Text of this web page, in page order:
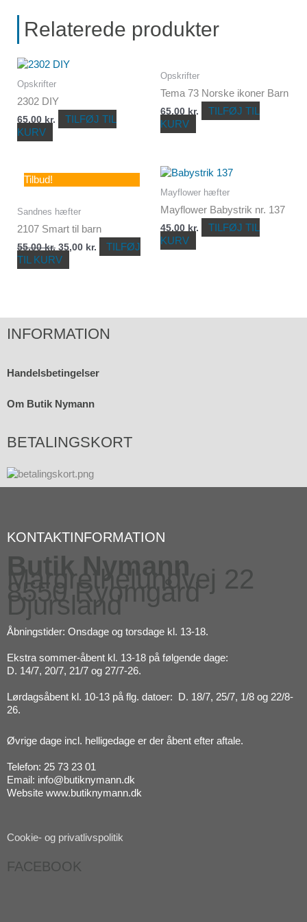
Relaterede produkter
Opskrifter
2302 DIY
65,00 kr.
TILFØJ TIL
KURV
Opskrifter
Tema 73 Norske ikoner Barn
65,00 kr.
TILFØJ TIL
KURV
Tilbud!
Sandnes hæfter
2107 Smart til barn
55,00kr.
Den
var:
55,00 kr..
35,00 kr.
Den
TILFØJ
TIL KURV
Mayflower hæfter
Mayflower Babystrik nr. 137
45,00 kr.
TILFØJ TIL
KURV
INFORMATION
Handelsbetingelser
Om Butik Nymann
BETALINGSKORT
KONTAKTINFORMATION
Butik Nymann
Margrethelundvej 22
8550 Ryomgård
Djursland
Åbningstider: Onsdage og torsdage kl. 13-18.
Ekstra sommer-åbent kl. 13-18 på følgende dage:
D. 14/7, 20/7, 21/7 og 27/7-26.
Lørdagsåbent kl. 10-13 på flg. datoer: D. 18/7, 25/7, 1/8 og 22/8-
26.
Øvrige dage incl. helligedage er der åbent efter aftale.
Telefon: 25 73 23 01
Email: info@butiknymann.dk
Website www.butiknymann.dk
Cookie- og privatlivspolitik
FACEBOOK